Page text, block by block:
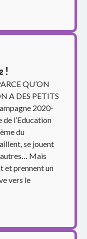
!
QU’ON
A DES PETITS
2020-
l’Education
du
se jouent
autres… Mais
et prennent un
vers le